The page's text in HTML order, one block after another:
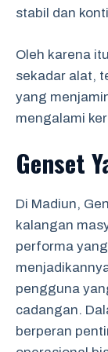
stabil dan
Oleh karena
sekadar alat,
yang
mengalami
Genset
Di Madiun,
kalangan
performa
pengguna
cadangan.
berperan